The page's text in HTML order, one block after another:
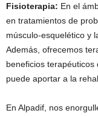
Fisioterapia: En el
en tratamientos de
músculo-esquelético y
Además, ofrecemos
beneficios
puede aportar a la
En Alpadif, nos